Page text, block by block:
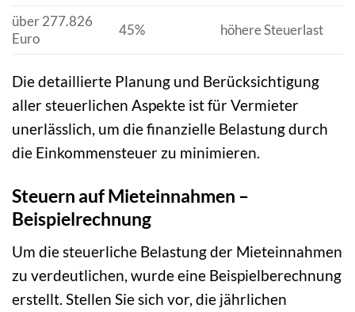
über 277.826
Euro
45% höhere Steuerlast
Die detaillierte Planung und Berücksichtigung
aller steuerlichen Aspekte ist für Vermieter
unerlässlich, um die finanzielle Belastung durch
die Einkommensteuer zu minimieren.
Steuern auf Mieteinnahmen –
Beispielrechnung
Um die steuerliche Belastung der Mieteinnahmen
zu verdeutlichen, wurde eine Beispielberechnung
erstellt. Stellen Sie sich vor, die jährlichen